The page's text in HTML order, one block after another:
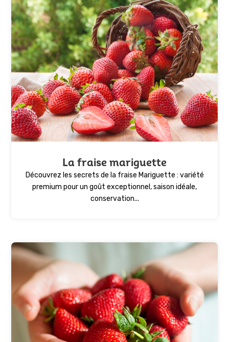
La fraise mariguette
Découvrez les secrets de la fraise Mariguette : variété
premium pour un goût exceptionnel, saison idéale,
conservation...